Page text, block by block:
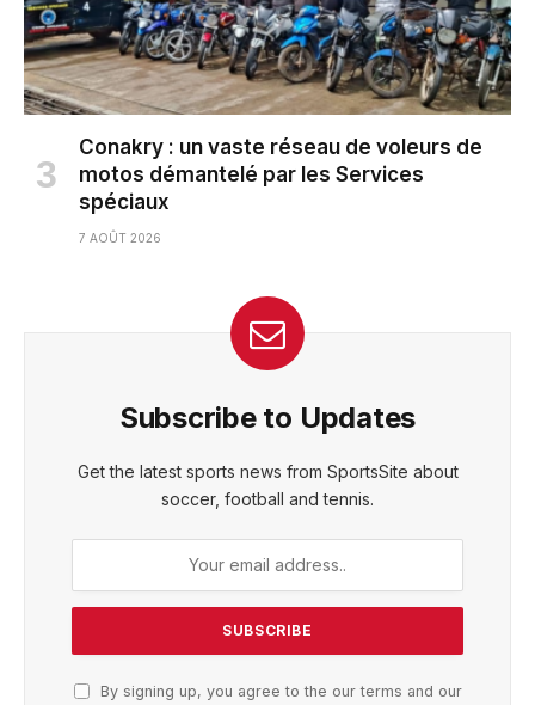
Conakry : un vaste réseau de voleurs de
motos démantelé par les Services
spéciaux
7 AOÛT 2026
Subscribe to Updates
Get the latest sports news from SportsSite about
soccer, football and tennis.
By signing up, you agree to the our terms and our